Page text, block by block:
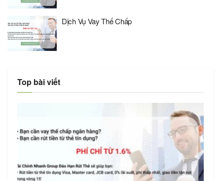
Dịch Vụ Vay Thế Chấp
Top bài viết